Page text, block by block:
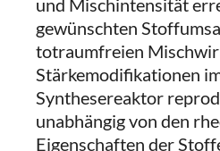
und Mischintensität
gewünschten
totraumfreien
Stärkemodifikationen
Synthesereaktor
unabhängig von den
Eigenschaften der